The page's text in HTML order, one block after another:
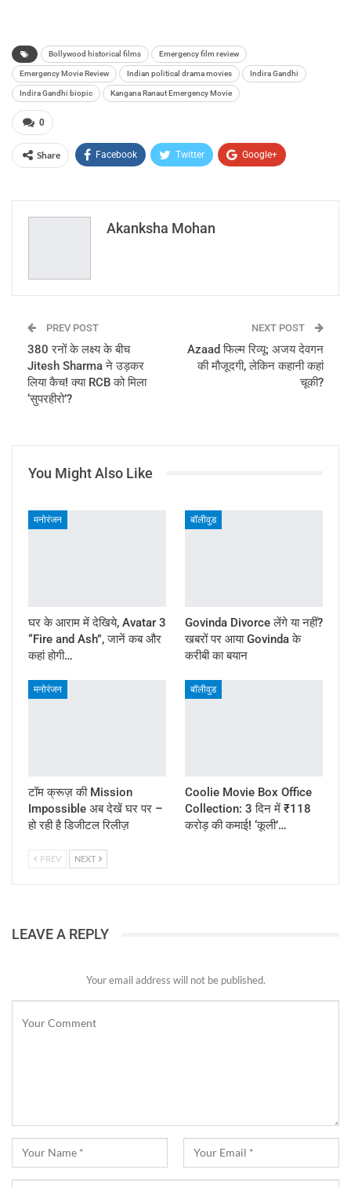
Bollywood historical films Emergency film review
Emergency Movie Review Indian political drama movies Indira Gandhi
Indira Gandhi biopic Kangana Ranaut Emergency Movie
0
Share Facebook Twitter Google+
Email
Akanksha Mohan
PREV POST
380 रनों के लक्ष्य के बीच
Jitesh Sharma ने उड़कर
लिया कैच! क्या RCB को मिला
‘सुपरहीरो’?
NEXT POST
Azaad फिल्म रिव्यू: अजय देवगन
की मौजूदगी, लेकिन कहानी कहां
चूकी?
You Might Also Like
मनोरंजन
घर के आराम में देखिये, Avatar 3
“Fire and Ash”, जानें कब और
कहां होगी…
बॉलीवुड
Govinda Divorce लेंगे या नहीं?
खबरों पर आया Govinda के
करीबी का बयान
मनोरंजन
टॉम क्रूज़ की Mission
Impossible अब देखें घर पर –
हो रही है डिजीटल रिलीज़
बॉलीवुड
Coolie Movie Box Office
Collection: 3 दिन में ₹118
करोड़ की कमाई! ‘कूली’…
PREV NEXT
LEAVE A REPLY
Your email address will not be published.